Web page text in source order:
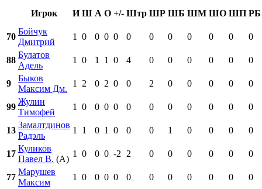
Игрок И Ш А О +/- Штр ШР ШБ ШМ ШО ШП РБ
70
Бойчук
Дмитрий
1 0 0 0 0 0 0 0 0 0 0 0
88
Булатов
Адель
1 0 1 1 0 4 0 0 0 0 0 0
9
Быков
Максим Дм.
1 2 0 2 0 0 2 0 0 0 0 0
99
Жулин
Тимофей
1 0 0 0 0 0 0 0 0 0 0 0
13
Замалтдинов
Радэль
1 1 0 1 0 0 0 1 0 0 0 0
17
Куликов
Павел В. (А)
1 0 0 0 -2 2 0 0 0 0 0 0
77
Марушев
Максим
1 0 0 0 0 0 0 0 0 0 0 0